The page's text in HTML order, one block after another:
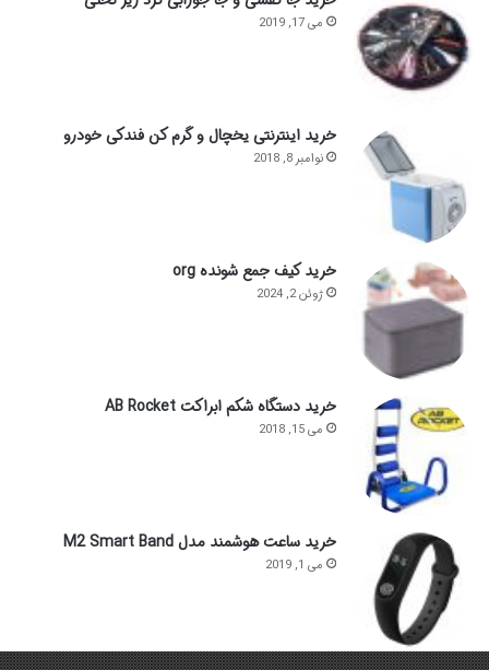
می 17, 2019
خرید اینترنتی یخچال و گرم کن فندکی خودرو
نوامبر 8, 2018
خرید کیف جمع شونده org
ژوئن 2, 2024
خرید دستگاه شکم ابراکت AB Rocket
می 15, 2018
خرید ساعت هوشمند مدل M2 Smart Band
می 1, 2019